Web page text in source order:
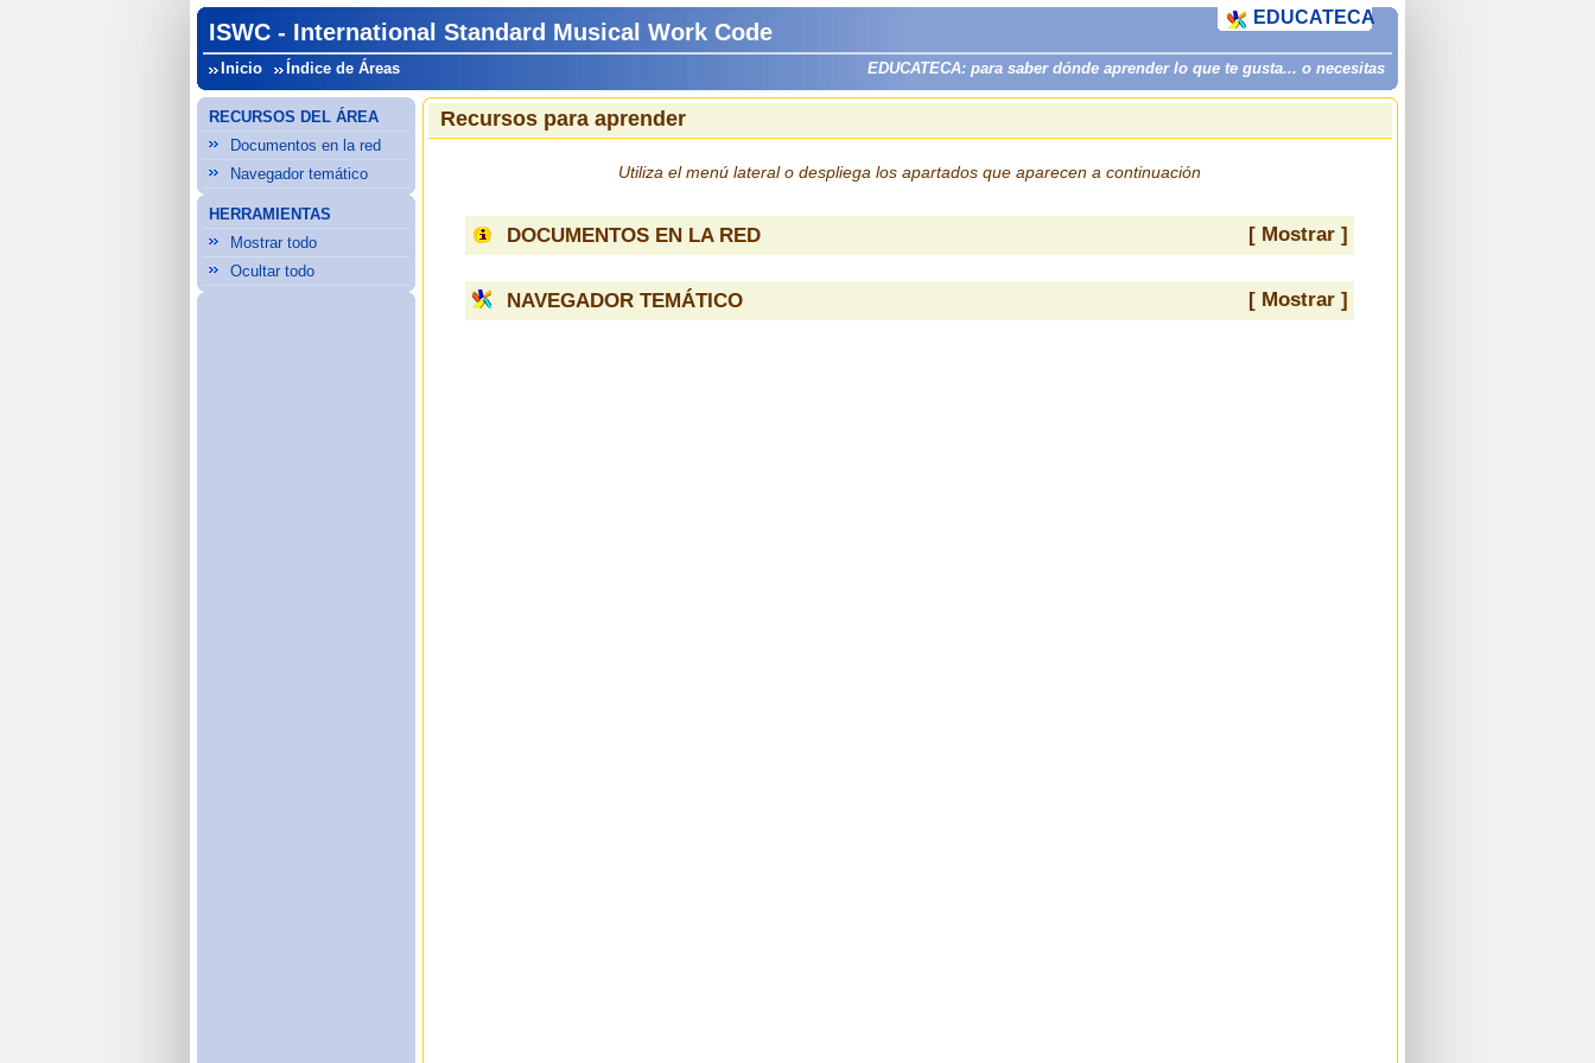
ISWC - International Standard Musical Work Code
Inicio Índice de Áreas EDUCATECA: para saber dónde aprender lo que te gusta... o necesitas
EDUCATECA
RECURSOS DEL ÁREA
Documentos en la red
Navegador temático
HERRAMIENTAS
Mostrar todo
Ocultar todo
Recursos para aprender
Utiliza el menú lateral o despliega los apartados que aparecen a continuación
DOCUMENTOS EN LA RED [ Mostrar ]
NAVEGADOR TEMÁTICO [ Mostrar ]